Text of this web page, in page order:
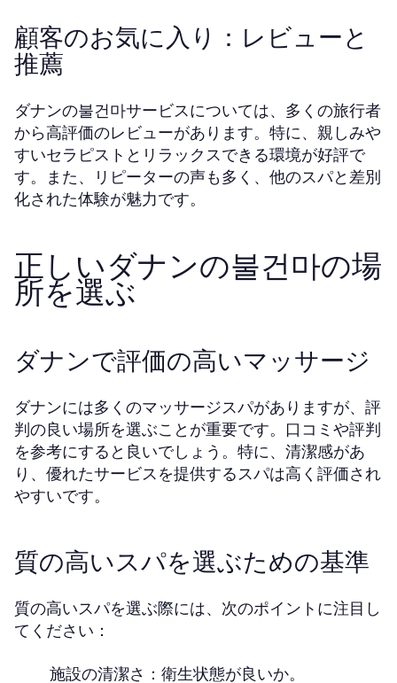
顧客のお気に入り：レビューと
推薦
ダナンの불건마サービスについては、多くの旅行者
から高評価のレビューがあります。特に、親しみや
すいセラピストとリラックスできる環境が好評で
す。また、リピーターの声も多く、他のスパと差別
化された体験が魅力です。
正しいダナンの불건마の場
所を選ぶ
ダナンで評価の高いマッサージ
ダナンには多くのマッサージスパがありますが、評
判の良い場所を選ぶことが重要です。口コミや評判
を参考にすると良いでしょう。特に、清潔感があ
り、優れたサービスを提供するスパは高く評価され
やすいです。
質の高いスパを選ぶための基準
質の高いスパを選ぶ際には、次のポイントに注目し
てください：
施設の清潔さ：衛生状態が良いか。